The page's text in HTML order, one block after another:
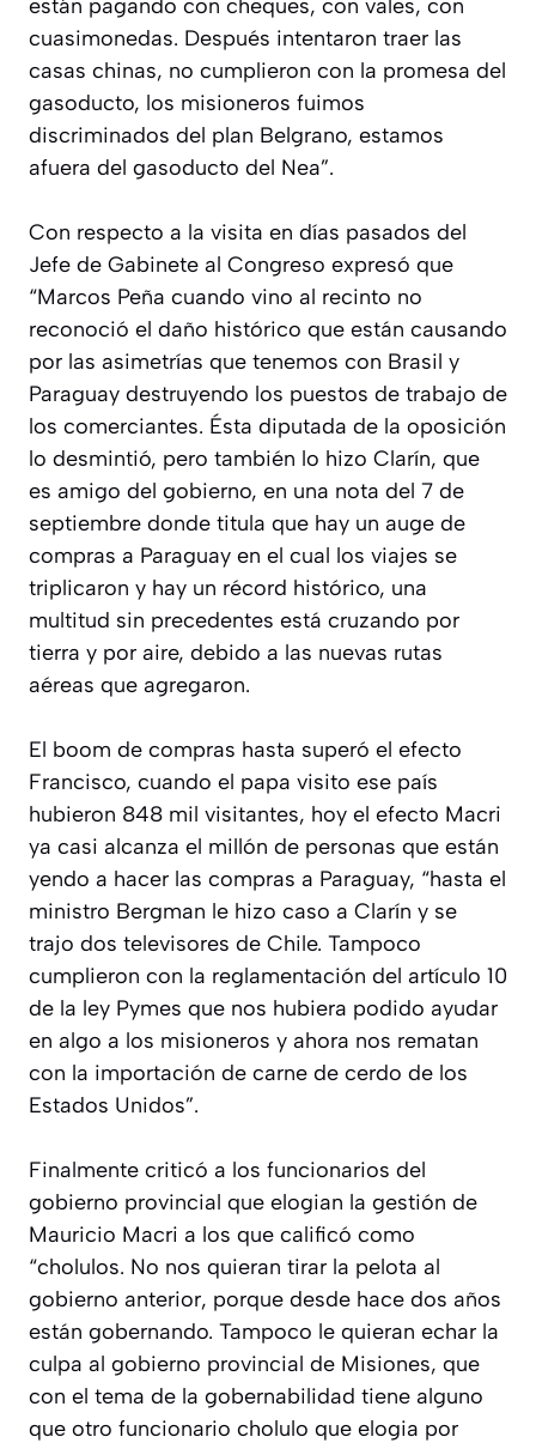
están pagando con cheques, con vales, con
cuasimonedas. Después intentaron traer las
casas chinas, no cumplieron con la promesa del
gasoducto, los misioneros fuimos
discriminados del plan Belgrano, estamos
afuera del gasoducto del Nea”.
Con respecto a la visita en días pasados del
Jefe de Gabinete al Congreso expresó que
“Marcos Peña cuando vino al recinto no
reconoció el daño histórico que están causando
por las asimetrías que tenemos con Brasil y
Paraguay destruyendo los puestos de trabajo de
los comerciantes. Ésta diputada de la oposición
lo desmintió, pero también lo hizo Clarín, que
es amigo del gobierno, en una nota del 7 de
septiembre donde titula que hay un auge de
compras a Paraguay en el cual los viajes se
triplicaron y hay un récord histórico, una
multitud sin precedentes está cruzando por
tierra y por aire, debido a las nuevas rutas
aéreas que agregaron.
El boom de compras hasta superó el efecto
Francisco, cuando el papa visito ese país
hubieron 848 mil visitantes, hoy el efecto Macri
ya casi alcanza el millón de personas que están
yendo a hacer las compras a Paraguay, “hasta el
ministro Bergman le hizo caso a Clarín y se
trajo dos televisores de Chile. Tampoco
cumplieron con la reglamentación del artículo 10
de la ley Pymes que nos hubiera podido ayudar
en algo a los misioneros y ahora nos rematan
con la importación de carne de cerdo de los
Estados Unidos”.
Finalmente criticó a los funcionarios del
gobierno provincial que elogian la gestión de
Mauricio Macri a los que calificó como
“cholulos. No nos quieran tirar la pelota al
gobierno anterior, porque desde hace dos años
están gobernando. Tampoco le quieran echar la
culpa al gobierno provincial de Misiones, que
con el tema de la gobernabilidad tiene alguno
que otro funcionario cholulo que elogia por